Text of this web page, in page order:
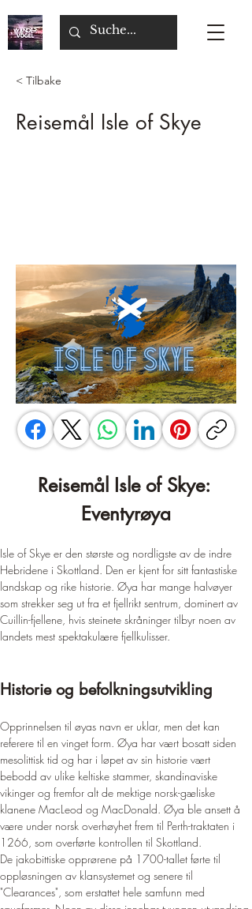
< Tilbake
Reisemål Isle of Skye
Reisemål Isle of Skye:
Eventyrøya
Isle of Skye er den største og nordligste av de indre
Hebridene i Skottland. Den er kjent for sitt fantastiske
landskap og rike historie. Øya har mange halvøyer
som strekker seg ut fra et fjellrikt sentrum, dominert av
Cuillin-fjellene, hvis steinete skråninger tilbyr noen av
landets mest spektakulære fjellkulisser.
Historie og befolkningsutvikling
Opprinnelsen til øyas navn er uklar, men det kan
referere til en vinget form. Øya har vært bosatt siden
mesolittisk tid og har i løpet av sin historie vært
bebodd av ulike keltiske stammer, skandinaviske
vikinger og fremfor alt de mektige norsk-gæliske
klanene MacLeod og MacDonald. Øya ble ansett å
være under norsk overhøyhet frem til Perth-traktaten i
1266, som overførte kontrollen til Skottland.
De jakobittiske opprørene på 1700-tallet førte til
oppløsningen av klansystemet og senere til
"Clearances", som erstattet hele samfunn med